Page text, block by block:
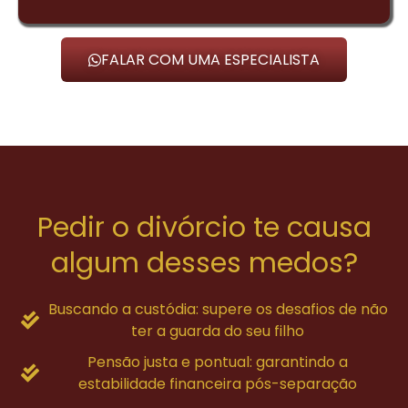
FALAR COM UMA ESPECIALISTA
Pedir o divórcio te causa
algum desses medos?
Buscando a custódia: supere os desafios de não
ter a guarda do seu filho
Pensão justa e pontual: garantindo a
estabilidade financeira pós-separação